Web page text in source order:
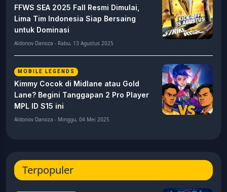
FFWS SEA 2025 Fall Resmi Dimulai,
Lima Tim Indonesia Siap Bersaing
untuk Dominasi
Aldonov Danoza - Rabu, 13 Agustus 2025
MOBILE LEGENDS
Kimmy Cocok di Midlane atau Gold
Lane? Begini Tanggapan 2 Pro Player
MPL ID S15 ini
Aldonov Danoza - Minggu, 04 Mei 2025
Terpopuler